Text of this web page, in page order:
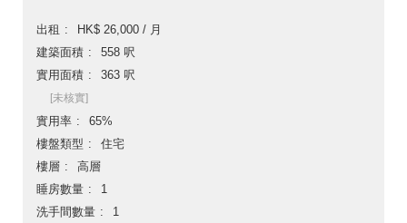
出租
HK$ 26,000 / 月
建築面積
558 呎
實用面積
363 呎
[未核實]
實用率
65%
樓盤類型
住宅
樓層
高層
睡房數量
1
洗手間數量
1